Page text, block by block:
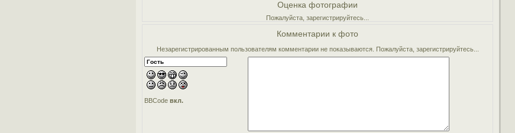
Оценка фотографии
Пожалуйста, зарегистрируйтесь...
Комментарии к фото
Незарегистрированным пользователям комментарии не показываются. Пожалуйста, зарегистрируйтесь...
BBCodeвкл.